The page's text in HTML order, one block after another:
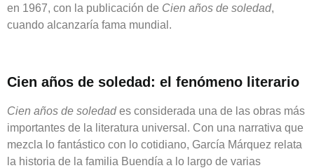
en 1967, con la publicación de Cien años de soledad,
cuando alcanzaría fama mundial.
Cien años de soledad: el fenómeno literario
Cien años de soledades considerada una de las obras más
importantes de la literatura universal. Con una narrativa que
mezcla lo fantástico con lo cotidiano, García Márquez relata
la historia de la familia Buendía a lo largo de varias